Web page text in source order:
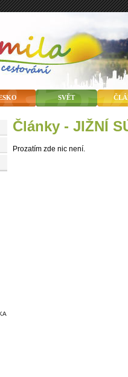
SVĚT
články - JIŽNÍ
Prozatím zde nic není.